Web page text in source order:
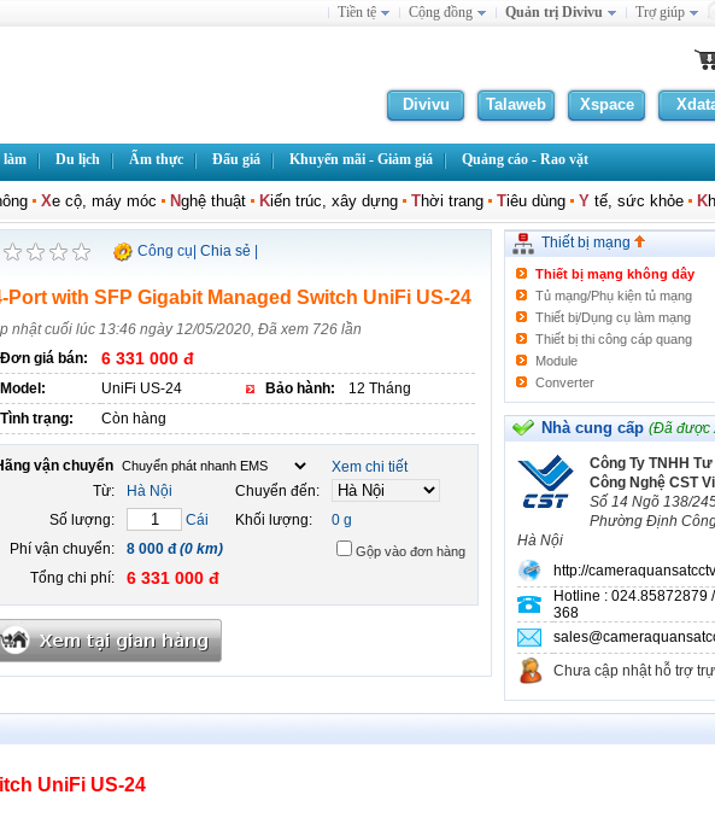
Tiền tệ Cộng đồng Quản trị Divivu Trợ giúp
Divivu Talaweb Xspace
làm Du lịch Ẩm thực Đấu giá Khuyến mãi - Giảm giá Quảng cáo - Rao vặt
Xe cộ, máy móc Nghệ thuật Kiến trúc, xây dựng Thời trang Tiêu dùng Y tế, sức khỏe K
Chia sẻ
Công cụ
Port with SFP Gigabit Managed Switch UniFi US-24
nhật cuối lúc 13:46 ngày 12/05/2020, Đã xem 726 lần
Đơn giá bán:
6 331 000 đ
Model: UniFi US-24 Bảo hành:
12 Tháng
Tình trạng:
Còn hàng
vận chuyển
Xem chi tiết
Từ:
Hà Nội
Chuyển đến:
Số lượng:
Cái Khối lượng:
0 g
Phí vận chuyển:
8 000 đ(0 km) Gộp vào đơn hàng
Tổng chi phí: 6 331 000 đ
Thiết bị mạng
Modem/Switch/Hub/Router
USB 3G
Cáp mạng/Hạt mạng
Thiết bị mạng không dây
Tủ mạng/Phụ kiện tủ mạng
Thiết bị/Dụng cụ làm mạng
Thiết bị thi công cáp quang
Module
Converter
Khác
Nhà cung cấp (Đã được
Công Ty TNHH
Công Nghệ CST
Số 14 Ngõ 138/
Phường Định
Hà Nội
http://
Hotline : 024.85872879
368
Chưa cập nhật hỗ trợ
UniFi US-24